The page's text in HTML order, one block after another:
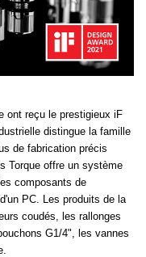
ont reçu le prestigieux iF
distingue la famille
de fabrication précis
Torque offre un système
composants de
PC. Les produits de la
coudés, les rallonges
G1/4", les vannes